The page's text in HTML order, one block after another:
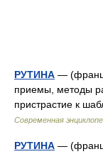
РУТИНА —
приемы, методы
пристрастие к
Современная
РУТИНА —